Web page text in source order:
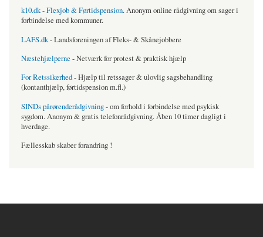
k10.dk - Flexjob & Førtidspension. Anonym online rådgivning om sager i
forbindelse med kommuner.
LAFS.dk- Landsforeningen af Fleks- & Skånejobbere
Næstehjælperne - Netværk for protest & praktisk hjælp
For Retssikerhed- Hjælp til retssager & ulovlig sagsbehandling
(kontanthjælp, førtidspension m.fl.)
SINDs pårørenderådgivning- om forhold i forbindelse med psykisk
sygdom. Anonym & gratis telefonrådgivning. Åben 10 timer dagligt i
hverdage.
Fællesskab skaber forandring !